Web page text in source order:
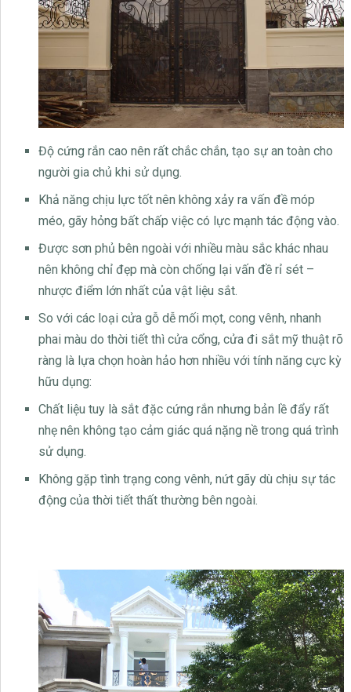
Độ cứng rắn cao nên rất chắc chắn, tạo sự an toàn cho
người gia chủ khi sử dụng.
Khả năng chịu lực tốt nên không xảy ra vấn đề móp
méo, gãy hỏng bất chấp việc có lực mạnh tác động vào.
Được sơn phủ bên ngoài với nhiều màu sắc khác nhau
nên không chỉ đẹp mà còn chống lại vấn đề rỉ sét –
nhược điểm lớn nhất của vật liệu sắt.
So với các loại cửa gỗ dễ mối mọt, cong vênh, nhanh
phai màu do thời tiết thì cửa cổng, cửa đi sắt mỹ thuật rõ
ràng là lựa chọn hoàn hảo hơn nhiều với tính năng cực kỳ
hữu dụng:
Chất liệu tuy là sắt đặc cứng rắn nhưng bản lề đẩy rất
nhẹ nên không tạo cảm giác quá nặng nề trong quá trình
sử dụng.
Không gặp tình trạng cong vênh, nứt gãy dù chịu sự tác
động của thời tiết thất thường bên ngoài.